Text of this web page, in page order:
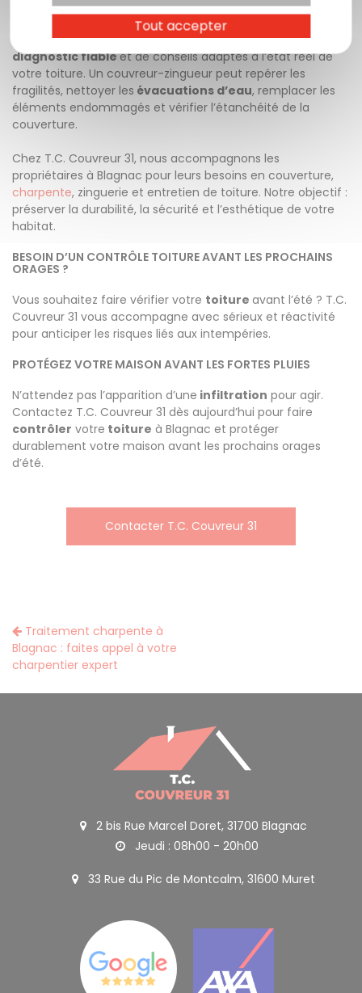
BLAGNAC POUR SÉCURISER SA TOITURE
Faire appel à un professionnel permet de bénéficier d’un
diagnostic fiableet de conseils adaptés à l’état réel de
votre toiture. Un couvreur-zingueur peut repérer les
fragilités, nettoyer les évacuations d’eau, remplacer les
éléments endommagés et vérifier l’étanchéité de la
couverture.
Chez T.C. Couvreur 31, nous accompagnons les
propriétaires à Blagnac pour leurs besoins en couverture,
charpente, zinguerie et entretien de toiture. Notre objectif :
préserver la durabilité, la sécurité et l’esthétique de votre
habitat.
BESOIN D’UN CONTRÔLE TOITURE AVANT LES PROCHAINS
ORAGES ?
Vous souhaitez faire vérifier votre toiture avant l’été ? T.C.
Couvreur 31 vous accompagne avec sérieux et réactivité
pour anticiper les risques liés aux intempéries.
PROTÉGEZ VOTRE MAISON AVANT LES FORTES PLUIES
N’attendez pas l’apparition d’une infiltration pour agir.
Contactez T.C. Couvreur 31 dès aujourd’hui pour faire
contrôler votre toiture à Blagnac et protéger
durablement votre maison avant les prochains orages
d’été.
Contacter T.C. Couvreur 31
Traitement charpente à
Blagnac : faites appel à votre
charpentier expert
2 bis Rue Marcel Doret, 31700 Blagnac
Jeudi : 08h00 - 20h00
33 Rue du Pic de Montcalm, 31600 Muret
Tout accepter